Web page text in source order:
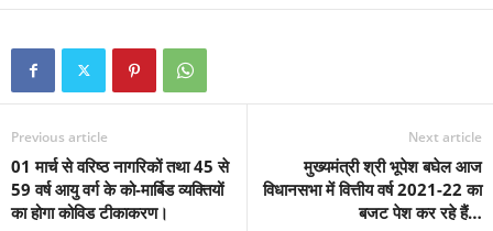
Previous article
01 मार्च से वरिष्ठ नागरिकों तथा 45 से
59 वर्ष आयु वर्ग के को-मार्बिड व्यक्तियों
का होगा कोविड टीकाकरण।
Next article
मुख्यमंत्री श्री भूपेश बघेल आज
विधानसभा में वित्तीय वर्ष 2021-22 का
बजट पेश कर रहे हैं…